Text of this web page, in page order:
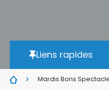
Liens rapides
Mardis Bons